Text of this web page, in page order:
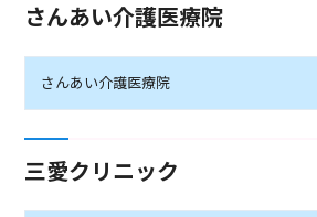
さんあい介護医療院
さんあい介護医療院
三愛クリニック